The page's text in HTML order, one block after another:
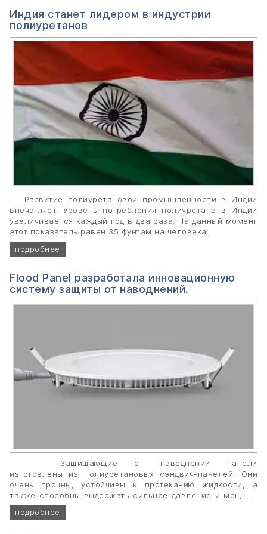
Индия станет лидером в индустрии
полиуретанов
Развитие полиуретановой промышленности в Индии
впечатляет. Уровень потребления полиуретана в Индии
увеличивается каждый год в два раза. На данный момент
этот показатель равен 35 фунтам на человека.
подробнее
Flood Panel разработала инновационную
систему защиты от наводнений.
Защищающие от наводнений панели
изготовлены из полиуретановых сэндвич-панелей. Они
очень прочны, устойчивы к протеканию жидкости, а
также способны выдержать сильное давление и мощные
удары плавающих в воде предметов. Данные панели
имеют маленький вес и толщину, что делает их более
подробнее